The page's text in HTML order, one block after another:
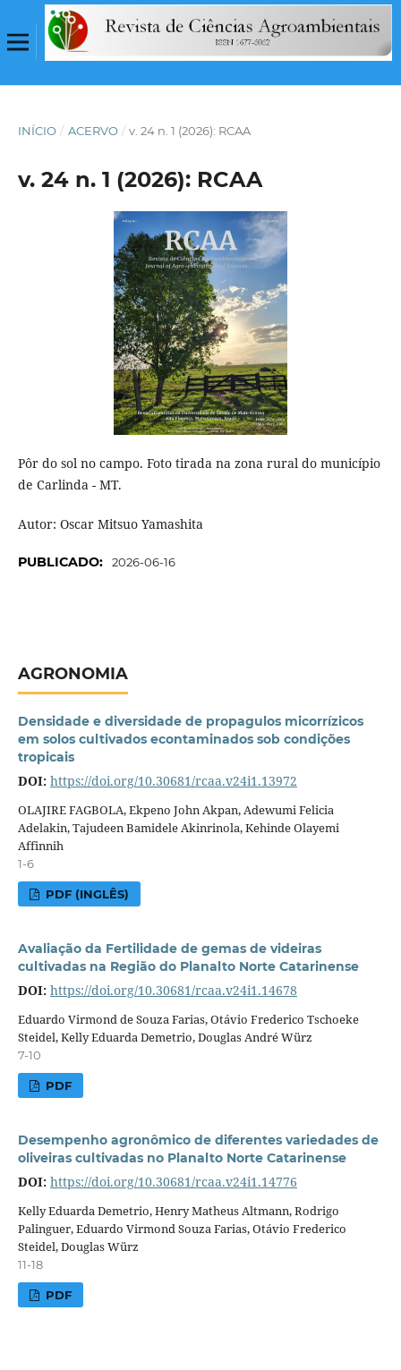
INÍCIO / ACERVO / v. 24 n. 1 (2026): RCAA
v. 24 n. 1 (2026): RCAA
Pôr do sol no campo. Foto tirada na zona rural do município
de Carlinda - MT.
Autor: Oscar Mitsuo Yamashita
PUBLICADO: 2026-06-16
AGRONOMIA
Densidade e diversidade de propagulos micorrízicos
em solos cultivados econtaminados sob condições
tropicais
DOI: https://doi.org/10.30681/rcaa.v24i1.13972
OLAJIRE FAGBOLA, Ekpeno John Akpan, Adewumi Felicia
Adelakin, Tajudeen Bamidele Akinrinola, Kehinde Olayemi
Affinnih
1-6
PDF (INGLÊS)
Avaliação da Fertilidade de gemas de videiras
cultivadas na Região do Planalto Norte Catarinense
DOI: https://doi.org/10.30681/rcaa.v24i1.14678
Eduardo Virmond de Souza Farias, Otávio Frederico Tschoeke
Steidel, Kelly Eduarda Demetrio, Douglas André Würz
7-10
PDF
Desempenho agronômico de diferentes variedades de
oliveiras cultivadas no Planalto Norte Catarinense
DOI: https://doi.org/10.30681/rcaa.v24i1.14776
Kelly Eduarda Demetrio, Henry Matheus Altmann, Rodrigo
Palinguer, Eduardo Virmond Souza Farias, Otávio Frederico
Steidel, Douglas Würz
11-18
PDF